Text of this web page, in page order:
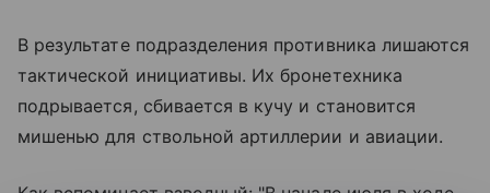
В результате подразделения противника лишаются
тактической инициативы. Их бронетехника
подрывается, сбивается в кучу и становится
мишенью для ствольной артиллерии и авиации.